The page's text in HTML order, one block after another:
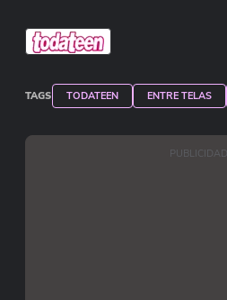
TAGS TODATEEN ENTRE TELAS